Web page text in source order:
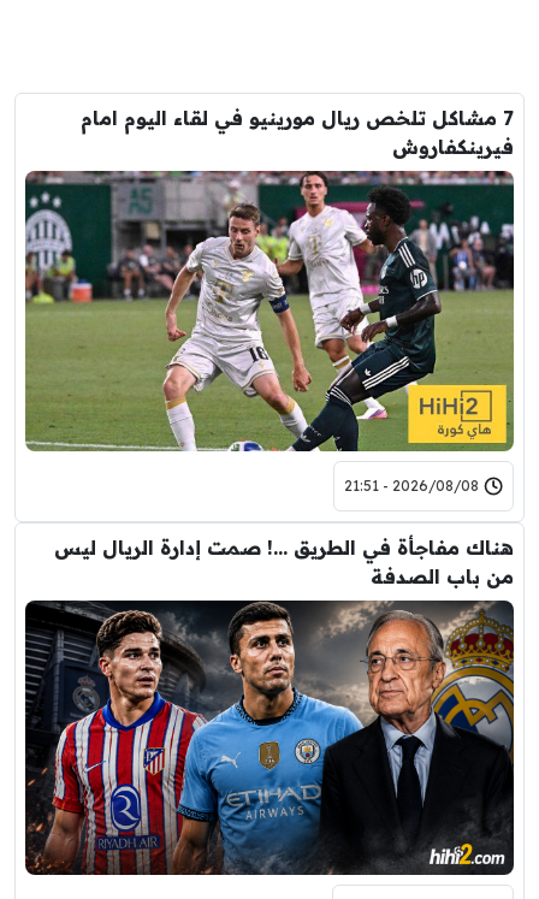
7 مشاكل تلخص ريال مورينيو في لقاء اليوم امام
فيرينكفاروش
2026/08/08 - 21:51
هناك مفاجأة في الطريق …! صمت إدارة الريال ليس
من باب الصدفة